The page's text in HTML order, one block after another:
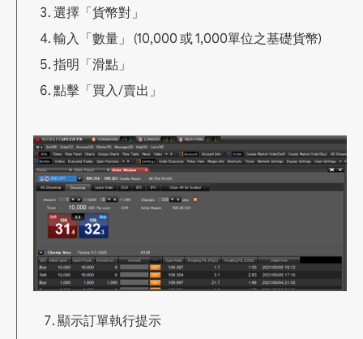
b. 電郵設定
d. 密碼設定
e. 電郵/電話設定
f. 平台顯示
g. 連接(互聯網)
i. 保證金顯示顏色
j. 自動收錄器(外匯資訊顯示器)
k. 快捷方式欄
1.10 圖表設定
1.11 登入平台
1.12 主菜單
1.13 Rate or 訂單視窗
a. 報價視窗
b. 價位表
c. 訂單視窗
d. 持倉
e. 已執行交易窗口
選擇「貨幣對」
輸入「數量」 (10,000 或 1,000單位之基礎貨幣)
指明「滑點」
點擊「買入/賣出」
顯示訂單執行提示